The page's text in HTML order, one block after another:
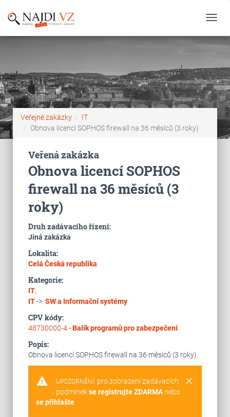
Veřejné zakázky
IT
Obnova licencí SOPHOS firewall na 36 měsíců (3 roky)
Veřená zakázka
Obnova licencí SOPHOS
firewall na 36 měsíců (3
roky)
Druh zadávacího řízení:
Jiná zakázka
Lokalita:
Celá Česká republika
Kategorie:
IT,
IT-> SW a Informační systémy
CPV kódy:
48730000-4 -Balík programů pro zabezpečení
Popis:
Obnova licencí SOPHOS firewall na 36 měsíců (3 roky).
warning clear
UPOZORNĚNÍ: pro zobrazení zadávacích
podmínekse registrujte ZDARMAnebo
se přihlašte.